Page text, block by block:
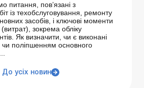
питання, пов’язані з
із техобслуговування, ремонту
засобів, і ключові моменти
(витрат), зокрема обліку
Як визначити, чи є виконані
поліпшенням основного
До усіх новин